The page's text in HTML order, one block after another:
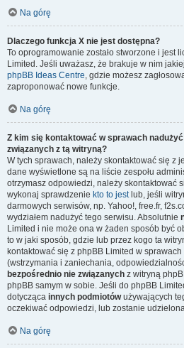
Na górę
Dlaczego funkcja X nie jest dostępna?
To oprogramowanie zostało stworzone i jest
Limited. Jeśli uważasz, że brakuje w nim
phpBB Ideas Centre, gdzie możesz
zaproponować nowe funkcje.
Na górę
Z kim się kontaktować w sprawach
związanych z tą witryną?
W tych sprawach, należy skontaktować się z
dane wyświetlone są na liście zespołu
otrzymasz odpowiedzi, należy skontaktować
wykonaj sprawdzenie kto to jestlub, jeśli
darmowych serwisów, np. Yahoo!, free.fr,
wydziałem nadużyć tego serwisu. Absolutnie
Limited i nie może ona w żaden sposób być
to w jaki sposób, gdzie lub przez kogo ta
kontaktować się z phpBB Limited w
(wstrzymania i zaniechania,
bezpośrednio nie związanych z witryną
phpBB samym w sobie. Jeśli do phpBB
dotycząca innych podmiotówużywających
oczekiwać odpowiedzi, lub zostanie
Na górę